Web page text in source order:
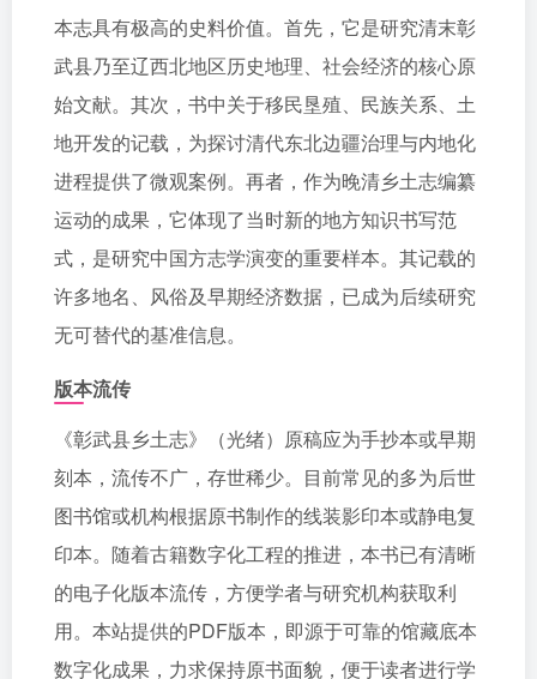
本志具有极高的史料价值。首先，它是研究清末彰
武县乃至辽西北地区历史地理、社会经济的核心原
始文献。其次，书中关于移民垦殖、民族关系、土
地开发的记载，为探讨清代东北边疆治理与内地化
进程提供了微观案例。再者，作为晚清乡土志编纂
运动的成果，它体现了当时新的地方知识书写范
式，是研究中国方志学演变的重要样本。其记载的
许多地名、风俗及早期经济数据，已成为后续研究
无可替代的基准信息。
版本流传
《彰武县乡土志》（光绪）原稿应为手抄本或早期
刻本，流传不广，存世稀少。目前常见的多为后世
图书馆或机构根据原书制作的线装影印本或静电复
印本。随着古籍数字化工程的推进，本书已有清晰
的电子化版本流传，方便学者与研究机构获取利
用。本站提供的PDF版本，即源于可靠的馆藏底本
数字化成果，力求保持原书面貌，便于读者进行学